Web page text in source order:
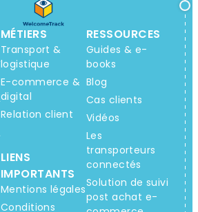
MÉTIERS
Transport &
logistique
E-commerce &
digital
Relation client
LIENS
IMPORTANTS
Mentions légales
Conditions
RESSOURCES
Guides & e-
books
Blog
Cas clients
Vidéos
Les
transporteurs
connectés
Solution de suivi
post achat e-